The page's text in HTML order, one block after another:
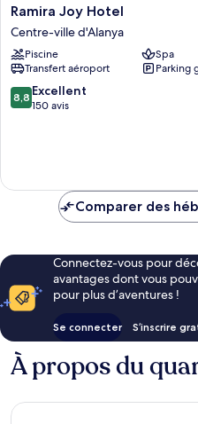
Ramira
Joy
Hotel
Centre-
ville
d'Alanya
Ramira Joy Hotel
Centre-ville d'Alanya
Piscine
Spa
Transfert aéroport
Parking
8.8
sur
8,8 Excellent
150 avis
Comparer des
Connectez-vous pour
avantages dont vous
pour plus d’aventures !
Se connecter S’inscrire
À propos du